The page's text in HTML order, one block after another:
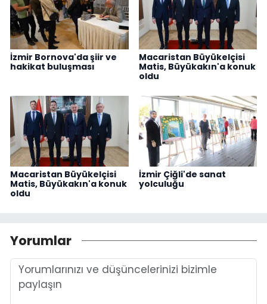
İzmir Bornova'da şiir ve
hakikat buluşması
Macaristan Büyükelçisi
Matis, Büyükakın'a konuk
oldu
Macaristan Büyükelçisi
Matis, Büyükakın'a konuk
oldu
İzmir Çiğli'de sanat
yolculuğu
Yorumlar